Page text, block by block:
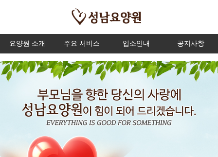
요양원 소개 주요 서비스 입소안내 공지사항